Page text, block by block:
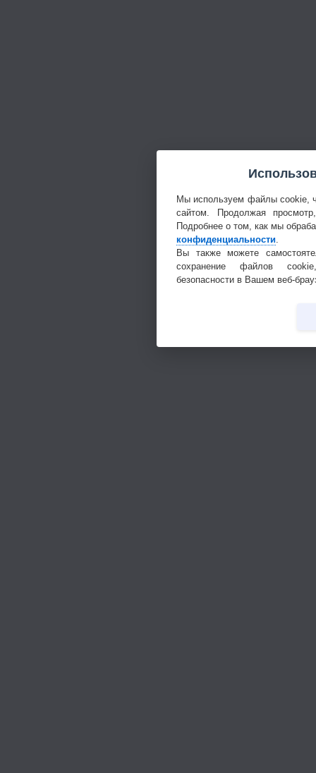
Мы используем файлы cookie,
сайтом. Продолжая
Подробнее о том, как мы
конфиденциальности
Вы также можете
сохранение файлов
безопасности в Вашем веб-